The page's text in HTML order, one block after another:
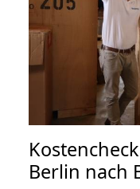
Berlin nach